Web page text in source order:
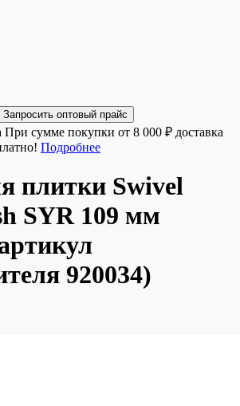
Запросить оптовый прайс
При сумме покупки от 8 000 ₽ доставка
Подробнее
плитки Swivel
SYR 109 мм
920034)